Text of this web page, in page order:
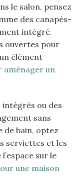
le salon, pensez
des canapés-
intégré.
ouvertes pour
élément
aménager un
ou des
sans
de bain, optez
serviettes et les
sur le
une maison